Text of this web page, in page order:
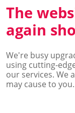
The
again
We're busy
using cutting-
our services. We
may cause to you.